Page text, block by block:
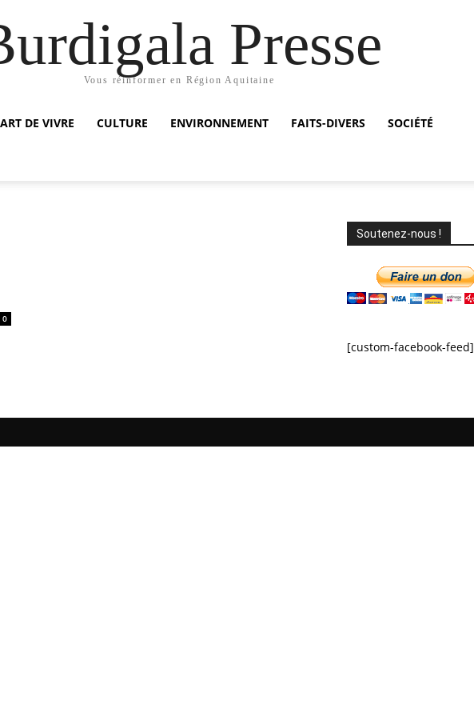
Presse
Vous réinformer en Région Aquitaine
ART DE VIVRE CULTURE ENVIRONNEMENT FAITS-DIVERS SOCIÉTÉ
0
Soutenez-nous !
[custom-facebook-feed]